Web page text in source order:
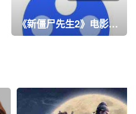
《新僵尸先生2》电影在线看，高清4K在线观看